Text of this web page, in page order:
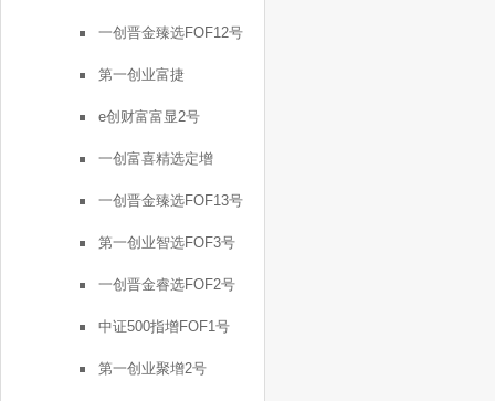
一创晋金臻选FOF12号
第一创业富捷
e创财富富显2号
一创富喜精选定增
一创晋金臻选FOF13号
第一创业智选FOF3号
一创晋金睿选FOF2号
中证500指增FOF1号
第一创业聚增2号